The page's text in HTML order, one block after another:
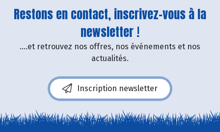
Restons en contact, inscrivez-vous à la
newsletter !
....et retrouvez nos offres, nos événements et nos
actualités.
Inscription newsletter